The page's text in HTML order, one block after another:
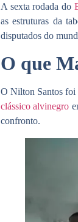
A sexta rodada do
as estruturas da
disputados do
O que
O Nilton Santos
clássico alvinegro
confronto.